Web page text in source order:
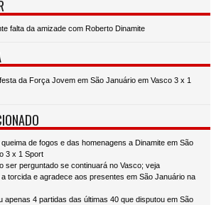
falta da amizade com Roberto Dinamite
da Força Jovem em São Januário em Vasco 3 x 1
de fogos e das homenagens a Dinamite em São
3 x 1 Sport
ser perguntado se continuará no Vasco; veja
torcida e agradece aos presentes em São Januário na
apenas 4 partidas das últimas 40 que disputou em São